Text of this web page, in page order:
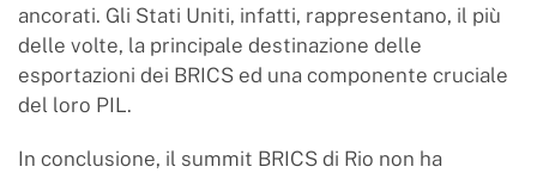
ancorati. Gli Stati Uniti, infatti, rappresentano, il più
delle volte, la principale destinazione delle
esportazioni dei BRICS ed una componente cruciale
del loro PIL.
In conclusione, il summit BRICS di Rio non ha